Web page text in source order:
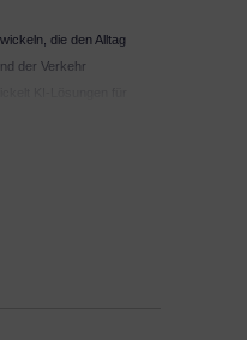
die den Alltag
der Verkehr